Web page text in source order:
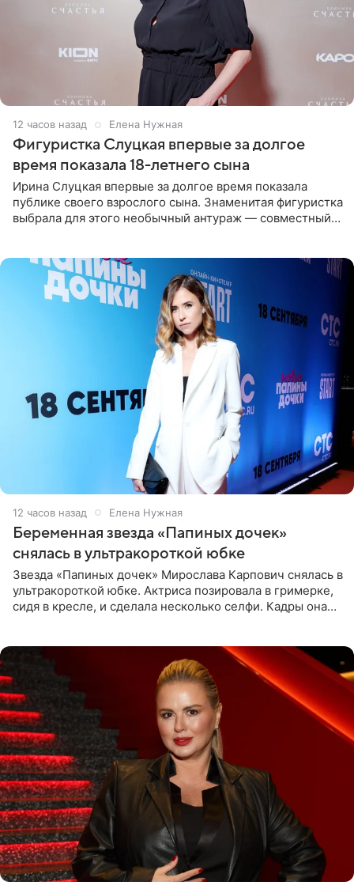
12 часов назад Елена Нужная
Фигуристка Слуцкая впервые за долгое
время показала 18-летнего сына
Ирина Слуцкая впервые за долгое время показала
публике своего взрослого сына. Знаменитая фигуристка
выбрала для этого необычный антураж — совместный
12 часов назад Елена Нужная
Беременная звезда «Папиных дочек»
снялась в ультракороткой юбке
Звезда «Папиных дочек» Мирослава Карпович снялась в
ультракороткой юбке. Актриса позировала в гримерке,
сидя в кресле, и сделала несколько селфи. Кадры она